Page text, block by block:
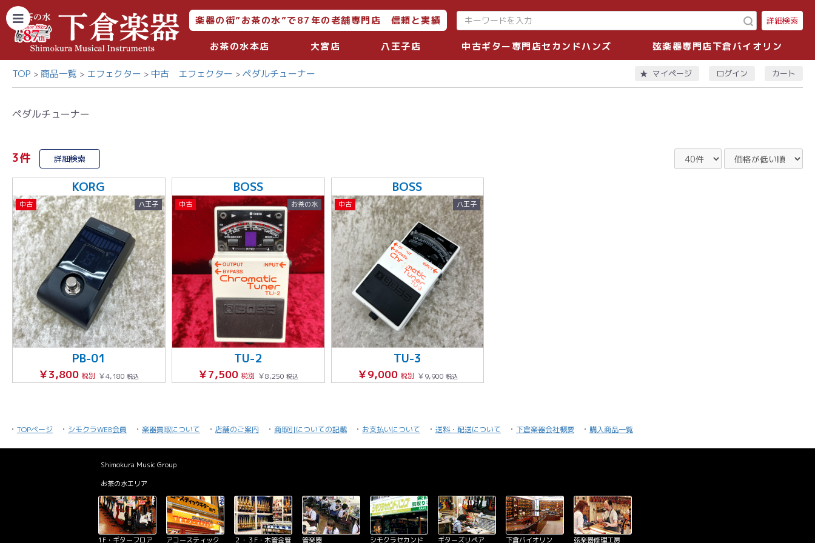
楽器の街”お茶の水”で87年の老舗専門店 信頼と実績 詳細検索
お茶の水本店 大宮店 八王子店 中古ギター専門店セカンドハンズ 弦楽器専門店下倉バイオリン
TOP 商品一覧 エフェクター 中古 エフェクター ペダルチューナー マイページ ログイン カート
ペダルチューナー
3件 詳細検索
KORG
中古 八王子
PB-01
￥3,800税別 ￥4,180税込
BOSS
中古 お茶の水
TU-2
￥7,500税別 ￥8,250税込
BOSS
中古 八王子
TU-3
￥9,000 税別 ￥9,900 税込
TOPページ シモクラWEB会員 楽器買取について 店舗のご案内 商取引についての記載 お支払いについて 送料・配送について 下倉楽器会社概要 購入商品一覧
Shimokura Music Group
お茶の水エリア
1F・ギターフロア アコースティック ２・３F・木管金管 管楽器 シモクラセカンド ギターズリペア 下倉バイオリン 弦楽器修理工房